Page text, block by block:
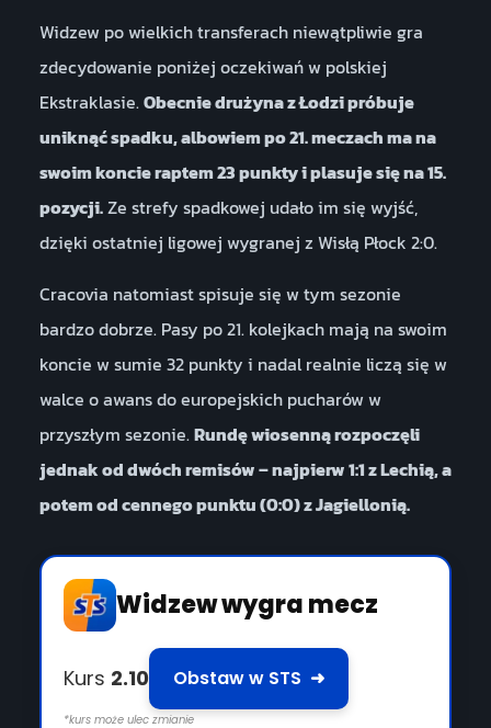
Widzew po wielkich transferach niewątpliwie gra
zdecydowanie poniżej oczekiwań w polskiej
Ekstraklasie.Obecnie drużyna z Łodzi próbuje
uniknąć spadku, albowiem po 21. meczach ma na
swoim koncie raptem 23 punkty i plasuje się na 15.
pozycji.Ze strefy spadkowej udało im się wyjść,
dzięki ostatniej ligowej wygranej z Wisłą Płock 2:0.
Cracovia natomiast spisuje się w tym sezonie
bardzo dobrze. Pasy po 21. kolejkach mają na swoim
koncie w sumie 32 punkty i nadal realnie liczą się w
walce o awans do europejskich pucharów w
przyszłym sezonie.Rundę wiosenną rozpoczęli
jednak od dwóch remisów – najpierw 1:1 z Lechią, a
potem od cennego punktu (0:0) z Jagiellonią.
Widzew wygra mecz
Kurs 2.10 Obstaw w STS ➜
*kurs może ulec zmianie